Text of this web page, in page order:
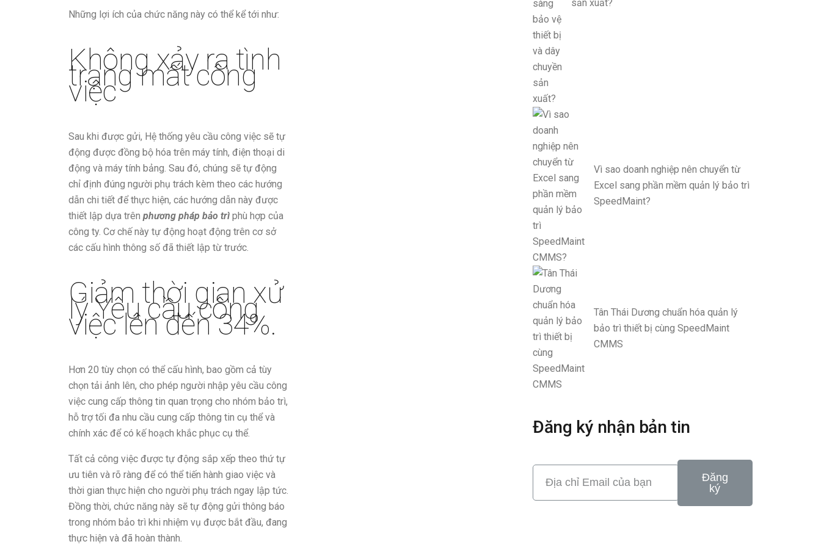
Những lợi ích của chức năng này có thể kể tới như:
Không xảy ra tình
trạng mất công
việc
Sau khi được gửi, Hệ thống yêu cầu công việc sẽ tự
động được đồng bộ hóa trên máy tính, điện thoại di
động và máy tính bảng. Sau đó, chúng sẽ tự động
chỉ định đúng người phụ trách kèm theo các hướng
dẫn chi tiết để thực hiện, các hướng dẫn này được
thiết lập dựa trên phương pháp bảo trì phù hợp của
công ty. Cơ chế này tự động hoạt động trên cơ sở
các cấu hình thông số đã thiết lập từ trước.
Giảm thời gian xử
lý Yêu cầu công
việc lên đến 34%.
Hơn 20 tùy chọn có thể cấu hình, bao gồm cả tùy
chọn tải ảnh lên, cho phép người nhập yêu cầu công
việc cung cấp thông tin quan trọng cho nhóm bảo trì,
hỗ trợ tối đa nhu cầu cung cấp thông tin cụ thể và
chính xác để có kế hoạch khắc phục cụ thể.
Tất cả công việc được tự động sắp xếp theo thứ tự
ưu tiên và rõ ràng để có thể tiến hành giao việc và
thời gian thực hiện cho người phụ trách ngay lập tức.
Đồng thời, chức năng này sẽ tự động gửi thông báo
trong nhóm bảo trì khi nhiệm vụ được bắt đầu, đang
thực hiện và đã hoàn thành.
sản xuất?
Vì sao doanh nghiệp nên chuyển từ
Excel sang phần mềm quản lý bảo trì
SpeedMaint?
Tân Thái Dương chuẩn hóa quản lý
bảo trì thiết bị cùng SpeedMaint
CMMS
Đăng ký nhận bản tin
Đăng
ký